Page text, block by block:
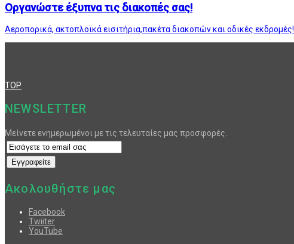
Οργανώστε έξυπνα τις διακοπές σας!
Αεροπορικά, ακτοπλοϊκά εισιτήρια,πακέτα διακοπών και οδικές εκδρομές!
TOP
NEWSLETTER
Μείνετε ενημερωμένοι με τις τελευταίες μας προσφορές.
Ακολουθήστε μας
Facebook
Twiiter
YouTube